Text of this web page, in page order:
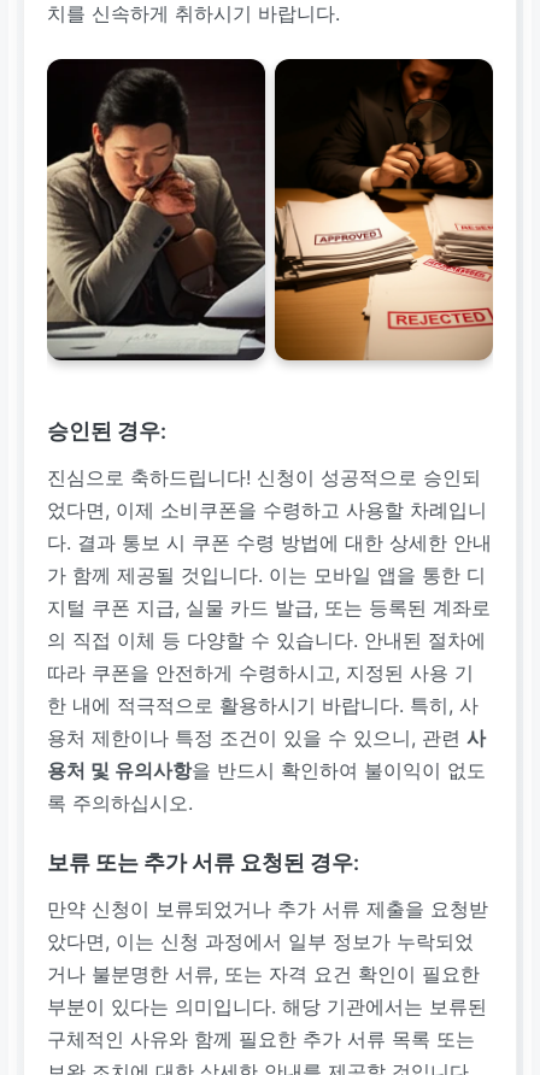
치를 신속하게 취하시기 바랍니다.
승인된 경우:
진심으로 축하드립니다! 신청이 성공적으로 승인되
었다면, 이제 소비쿠폰을 수령하고 사용할 차례입니
다. 결과 통보 시 쿠폰 수령 방법에 대한 상세한 안내
가 함께 제공될 것입니다. 이는 모바일 앱을 통한 디
지털 쿠폰 지급, 실물 카드 발급, 또는 등록된 계좌로
의 직접 이체 등 다양할 수 있습니다. 안내된 절차에
따라 쿠폰을 안전하게 수령하시고, 지정된 사용 기
한 내에 적극적으로 활용하시기 바랍니다. 특히, 사
용처 제한이나 특정 조건이 있을 수 있으니, 관련사
용처 및 유의사항을 반드시 확인하여 불이익이 없도
록 주의하십시오.
보류 또는 추가 서류 요청된 경우:
만약 신청이 보류되었거나 추가 서류 제출을 요청받
았다면, 이는 신청 과정에서 일부 정보가 누락되었
거나 불분명한 서류, 또는 자격 요건 확인이 필요한
부분이 있다는 의미입니다. 해당 기관에서는 보류된
구체적인 사유와 함께 필요한 추가 서류 목록 또는